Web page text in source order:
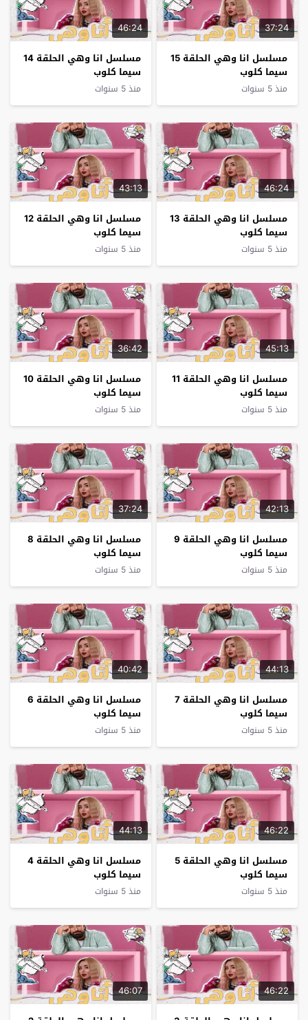
37:24
مسلسل انا وهي الحلقة 15
سيما كلوب
منذ 5 سنوات
46:24
مسلسل انا وهي الحلقة 14
سيما كلوب
منذ 5 سنوات
46:24
مسلسل انا وهي الحلقة 13
سيما كلوب
منذ 5 سنوات
43:13
مسلسل انا وهي الحلقة 12
سيما كلوب
منذ 5 سنوات
45:13
مسلسل انا وهي الحلقة 11
سيما كلوب
منذ 5 سنوات
36:42
مسلسل انا وهي الحلقة 10
سيما كلوب
منذ 5 سنوات
42:13
مسلسل انا وهي الحلقة 9
سيما كلوب
منذ 5 سنوات
37:24
مسلسل انا وهي الحلقة 8
سيما كلوب
منذ 5 سنوات
44:13
مسلسل انا وهي الحلقة 7
سيما كلوب
منذ 5 سنوات
40:42
مسلسل انا وهي الحلقة 6
سيما كلوب
منذ 5 سنوات
46:22
مسلسل انا وهي الحلقة 5
سيما كلوب
منذ 5 سنوات
44:13
مسلسل انا وهي الحلقة 4
سيما كلوب
منذ 5 سنوات
46:22
46:07